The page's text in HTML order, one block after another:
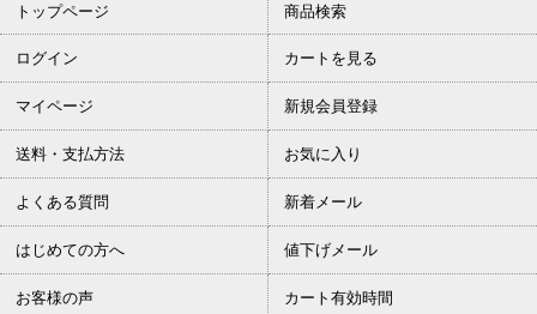
トップページ 商品検索
ログイン カートを見る
マイページ 新規会員登録
送料・支払方法 お気に入り
よくある質問 新着メール
はじめての方へ 値下げメール
お客様の声 カート有効時間